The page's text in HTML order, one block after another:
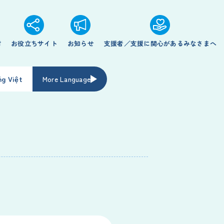
お役立ちサイト お知らせ 支援者／支援に関心があるみなさまへ
Việt More Language